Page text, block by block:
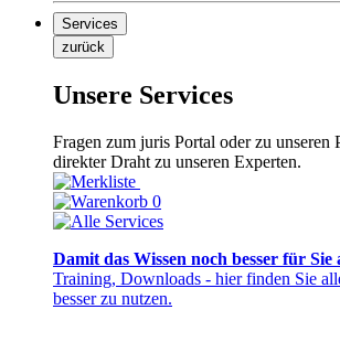
Services
zurück
Unsere Services
Fragen zum juris Portal oder zu unseren
direkter Draht zu unseren Experten.
0
Damit das Wissen noch besser für Sie
Training, Downloads - hier finden Sie
besser zu nutzen.